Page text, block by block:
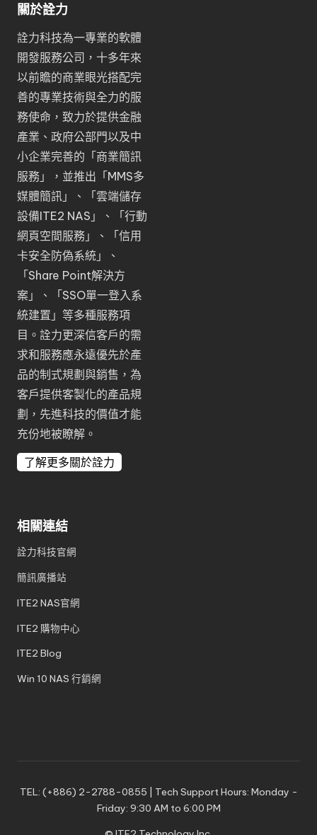
關於詮力
詮力科技為一專業的軟體
開發服務公司，十多年來
以前瞻的商業眼光搭配完
善的專業技術與全力的服
務使命，致力於提供金融
產業、政府公部門以及中
小企業完善的「商業簡訊
服務 」，並推出「MMS多
媒體簡訊 」、「雲端儲存
設備ITE2 NAS 」、「行動
網頁空間服務 」、「信用
卡安全防偽系統 」、
「Share Point解決方
案 」、「SSO單一登入系
統建置 」等多種服務項
目。詮力更深信客戶的需
求和服務應永遠優先於產
品的制式規劃與銷售，為
客戶提供客製化的產品規
劃，先進科技的價值才能
充份地被瞭解。
了解更多關於詮力
相關連結
詮力科技官網
簡訊廣播站
ITE2 NAS官網
ITE2 購物中心
ITE2 Blog
Win 10 NAS 行銷網
TEL: (+886) 2-2788-0855 | Tech Support Hours: Monday -
Friday: 9:30 AM to 6:00 PM